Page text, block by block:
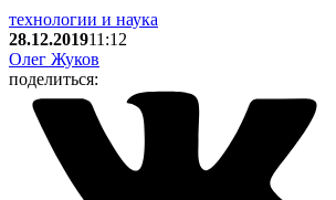
технологии и наука
28.12.201911:12
Олег Жуков
поделиться: